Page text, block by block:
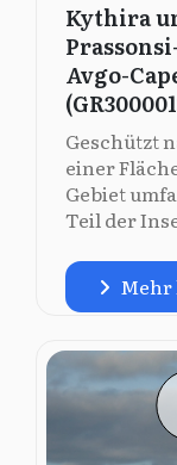
Kythira
Avgo-
Geschützt
einer
Gebiet
Teil der
Mehr